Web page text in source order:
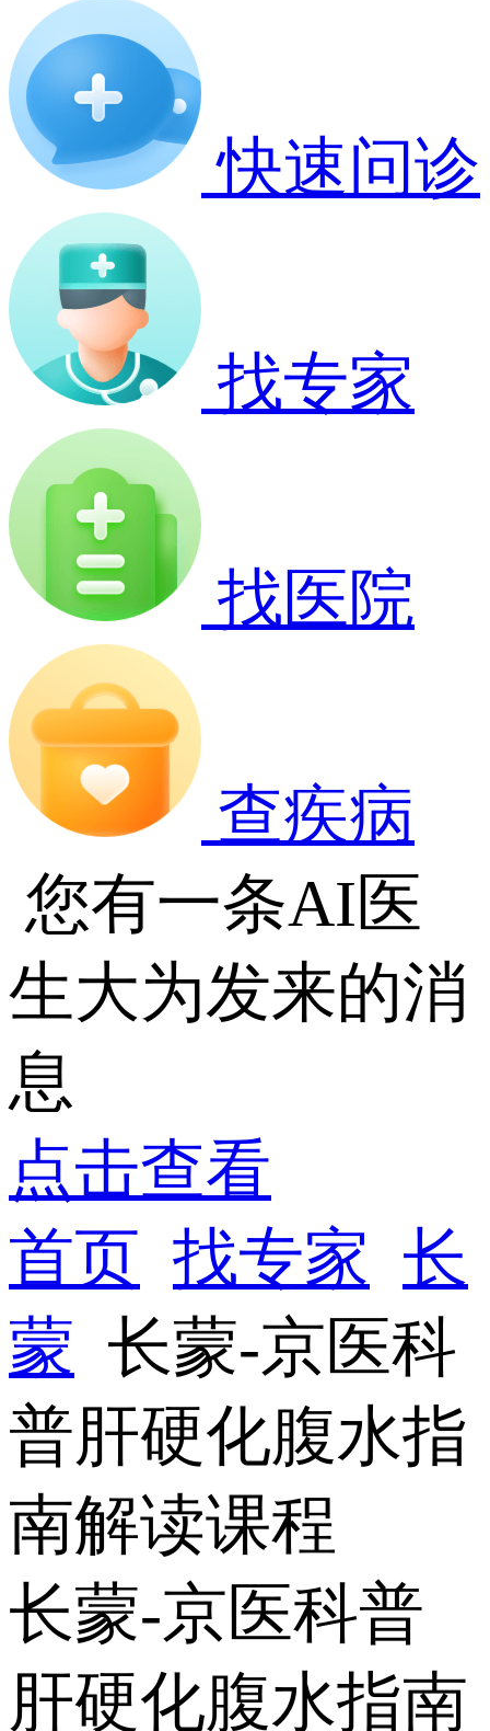
快速问诊
找专家
找医院
查疾病
您有一条AI医
生大为发来的消
息
点击查看
首页 找专家 长
蒙 长蒙-京医科
普肝硬化腹水指
南解读课程
长蒙-京医科普
肝硬化腹水指南